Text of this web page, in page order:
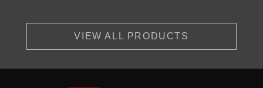
VIEW ALL PRODUCTS